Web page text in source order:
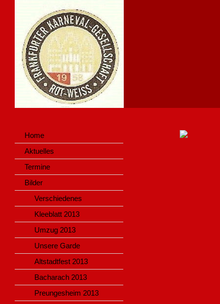
Home
Aktuelles
Termine
Bilder
Verschiedenes
Kleeblatt 2013
Umzug 2013
Unsere Garde
Altstadtfest 2013
Bacharach 2013
Preungesheim 2013